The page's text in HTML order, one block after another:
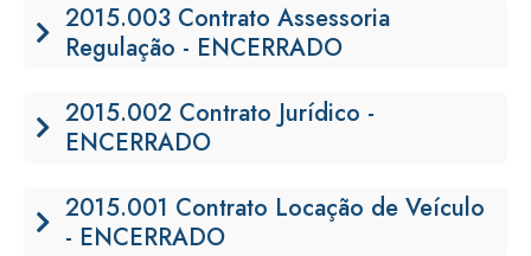
2015.003 Contrato Assessoria
Regulação - ENCERRADO
2015.002 Contrato Jurídico -
ENCERRADO
2015.001 Contrato Locação de Veículo
- ENCERRADO